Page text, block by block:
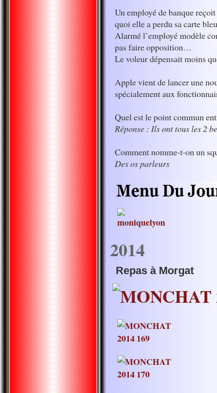
Un employé de banque
quoi elle a perdu sa carte
Alarmé l’employé modèle
pas faire opposition…
Le voleur dépensait moins
Apple vient de lancer une
spécialement aux
Quel est le point commun
Réponse : Ils ont tous les 2
Comment nomme-t-on un
Des os parleurs
2014
Repas à Morgat